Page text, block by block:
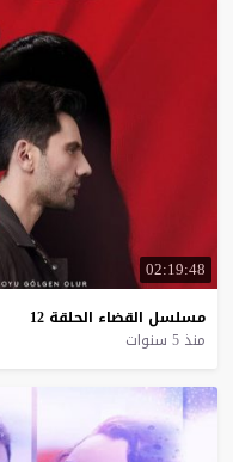
02:19:48
مسلسل القضاء الحلقة 12
منذ 5 سنوات